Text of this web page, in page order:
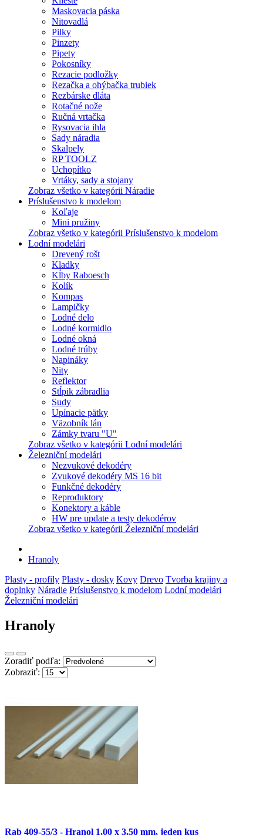
Maskovacia páska
Nitovadlá
Pilky
Pinzety
Pipety
Pokosníky
Rezacie podložky
Rezačka a ohýbačka trubiek
Rezbárske dláta
Rotačné nože
Ručná vrtačka
Rysovacia ihla
Sady náradia
Skalpely
RP TOOLZ
Uchopítko
Vrtáky, sady a stojany
Zobraz všetko v kategórii Náradie
Príslušenstvo k modelom
Koľaje
Mini pružiny
Zobraz všetko v kategórii Príslušenstvo k modelom
Lodní modelári
Drevený rošt
Kladky
Kĺby Raboesch
Kolík
Kompas
Lampičky
Lodné delo
Lodné kormidlo
Lodné okná
Lodné trúby
Napináky
Nity
Reflektor
Stĺpik zábradlia
Sudy
Upínacie pätky
Väzobník lán
Zámky tvaru "U"
Zobraz všetko v kategórii Lodní modelári
Železniční modelári
Nezvukové dekodéry
Zvukové dekodéry MS 16 bit
Funkčné dekodéry
Reproduktory
Konektory a káble
HW pre update a testy dekodérov
Zobraz všetko v kategórii Železniční modelári
Hranoly
Plasty - profily Plasty - dosky Kovy Drevo Tvorba krajiny a
doplnky Náradie Príslušenstvo k modelom Lodní modelári
Železniční modelári
Hranoly
Zoradiť podľa:
Zobraziť:
Rab 409-55/3 - Hranol 1,00 x 3,50 mm, jeden kus